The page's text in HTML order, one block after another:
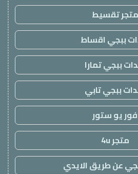
متجر تقسيط
ببجي اقساط
ببجي تمارا
ببجي تابي
فور يو ستور
متجر 4u
عن طريق الايدي